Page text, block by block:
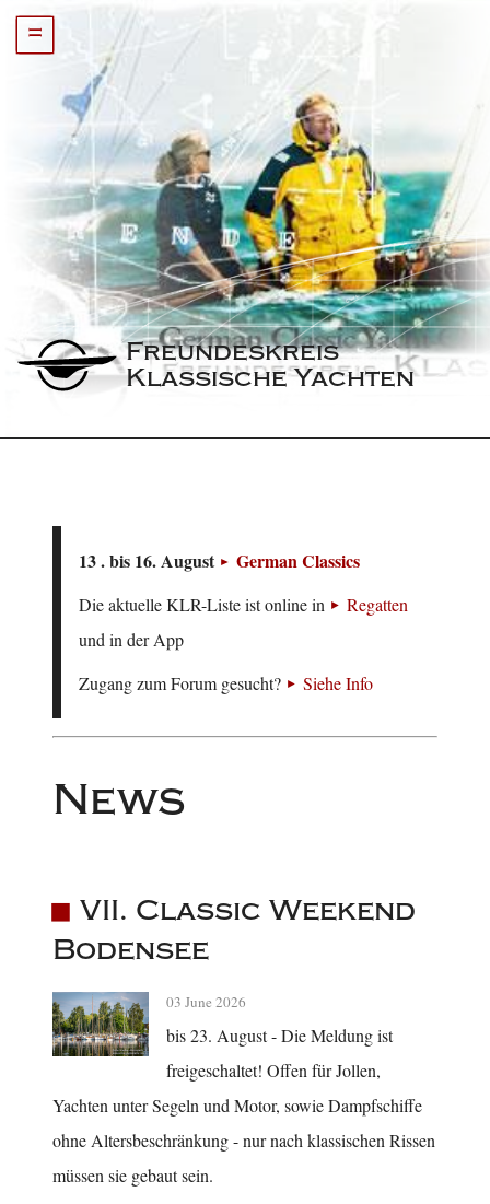
=
Freundeskreis
Klassische Yachten
13 . bis 16. August German Classics
Die aktuelle KLR-Liste ist online in
Regatten
und in der App
Zugang zum Forum gesucht?
Siehe Info
News
VII. Classic Weekend
Bodensee
03 June 2026
bis 23. August - Die Meldung ist
freigeschaltet! Offen für Jollen,
Yachten unter Segeln und Motor, sowie Dampfschiffe
ohne Altersbeschränkung - nur nach klassischen Rissen
müssen sie gebaut sein.